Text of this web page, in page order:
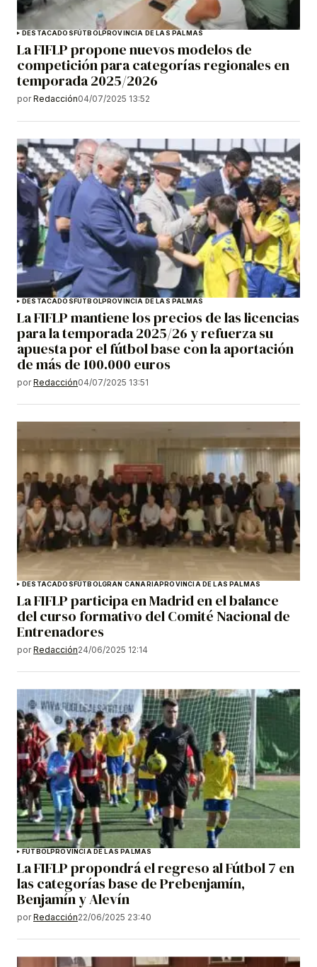
DESTACADOS FÚTBOLPROVINCIA DE LAS PALMAS
La FIFLP propone nuevos modelos de
competición para categorías regionales en
temporada 2025/2026
por Redacción04/07/2025 13:52
DESTACADOSFÚTBOLPROVINCIA DE LAS PALMAS
La FIFLP mantiene los precios de las licencias
para la temporada 2025/26 y refuerza su
apuesta por el fútbol base con la aportación
de más de 100.000 euros
por Redacción04/07/2025 13:51
DESTACADOSFÚTBOLGRAN CANARIAPROVINCIA DE LAS PALMAS
La FIFLP participa en Madrid en el balance
del curso formativo del Comité Nacional de
Entrenadores
por Redacción24/06/2025 12:14
FÚTBOLPROVINCIA DE LAS PALMAS
La FIFLP propondrá el regreso al Fútbol 7 en
las categorías base de Prebenjamín,
Benjamín y Alevín
por Redacción22/06/2025 23:40